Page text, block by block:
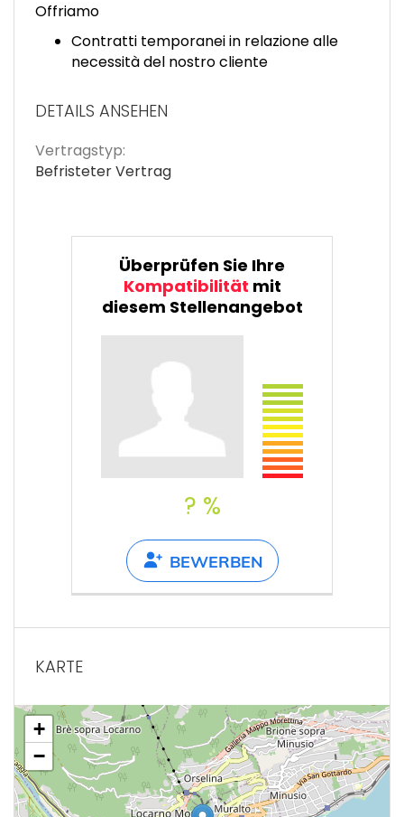
PT
Offriamo
Contratti temporanei in relazione alle
necessità del nostro cliente
DETAILS ANSEHEN
Vertragstyp:
Befristeter Vertrag
Überprüfen Sie Ihre
Kompatibilität mit
diesem Stellenangebot
? %
BEWERBEN
KARTE
+
−